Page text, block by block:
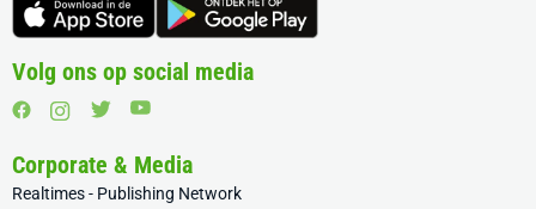
Volg ons op social media
Corporate & Media
Realtimes - Publishing Network